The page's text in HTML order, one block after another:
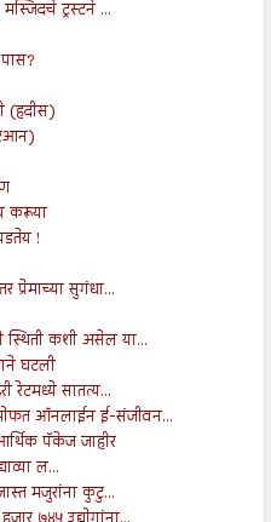
ट्रस्टने ...
(हदीस)
करूया
!
प्रेमाच्या सुगंधा...
स्थिती कशी असेल या...
घटली
रेटमध्ये सातत्य...
ऑनलाईन ई-संजीवन...
पॅकेज जाहीर
ल...
मजुरांना कुटु...